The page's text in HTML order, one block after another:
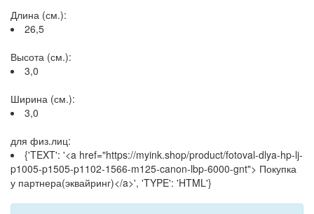
Длина (см.):
26,5
Высота (см.):
3,0
Ширина (см.):
3,0
для физ.лиц:
{'TEXT': '<a href="https://myink.shop/product/fotoval-dlya-hp-lj-
p1005-p1505-p1102-1566-m125-canon-lbp-6000-gnt"> Покупка
у партнера(эквайринг)</a>', 'TYPE': 'HTML'}